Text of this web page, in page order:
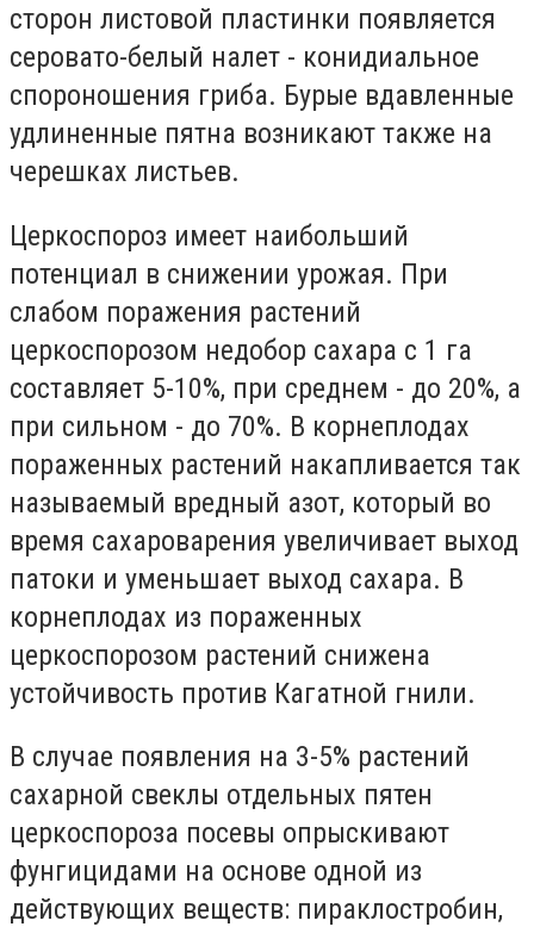
сторон листовой пластинки появляется
серовато-белый налет - конидиальное
спороношения гриба. Бурые вдавленные
удлиненные пятна возникают также на
черешках листьев.
Церкоспороз имеет наибольший
потенциал в снижении урожая. При
слабом поражения растений
церкоспорозом недобор сахара с 1 га
составляет 5-10%, при среднем - до 20%, а
при сильном - до 70%. В корнеплодах
пораженных растений накапливается так
называемый вредный азот, который во
время сахароварения увеличивает выход
патоки и уменьшает выход сахара. В
корнеплодах из пораженных
церкоспорозом растений снижена
устойчивость против Кагатной гнили.
В случае появления на 3-5% растений
сахарной свеклы отдельных пятен
церкоспороза посевы опрыскивают
фунгицидами на основе одной из
действующих веществ: пираклостробин,